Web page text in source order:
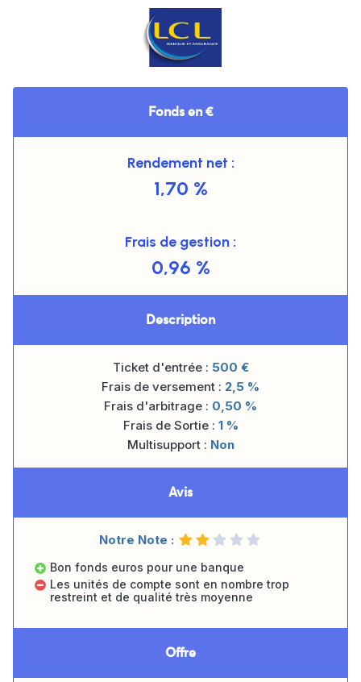
Fonds en €
Rendement net :
1,70 %
Frais de gestion :
0,96 %
Description
Ticket d'entrée : 500 €
Frais de versement : 2,5 %
Frais d'arbitrage : 0,50 %
Frais de Sortie : 1 %
Multisupport : Non
Avis
Notre Note :
Bon fonds euros pour une banque
Les unités de compte sont en nombre trop
restreint et de qualité très moyenne
Offre